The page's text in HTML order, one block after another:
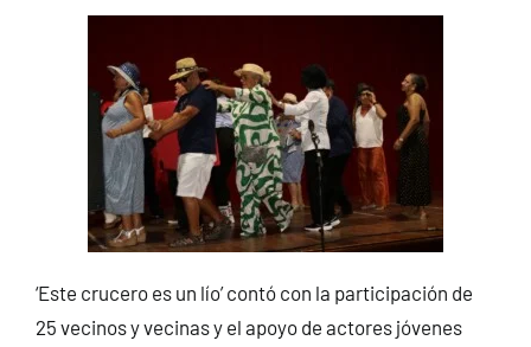
‘Este crucero es un lío’ contó con la participación de
25 vecinos y vecinas y el apoyo de actores jóvenes